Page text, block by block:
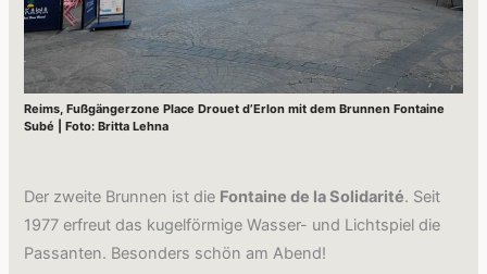
Reims, Fußgängerzone Place Drouet d’Erlon mit dem Brunnen Fontaine
Subé | Foto: Britta Lehna
Der zweite Brunnen ist die Fontaine de la Solidarité. Seit
1977 erfreut das kugelförmige Wasser- und Lichtspiel die
Passanten. Besonders schön am Abend!